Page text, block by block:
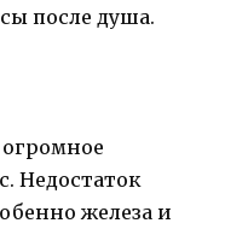
после душа.
Недостаток
железа и